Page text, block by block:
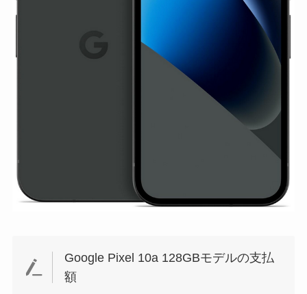
Google Pixel 10a 128GBモデルの支払
額